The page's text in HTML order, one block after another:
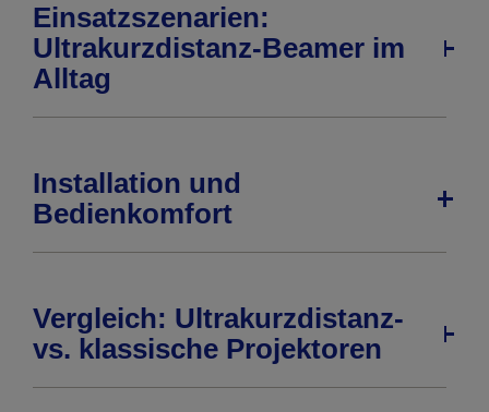
Einsatzszenarien:
Ultrakurzdistanz-Beamer im
Alltag
Installation und
Bedienkomfort
Vergleich: Ultrakurzdistanz-
vs. klassische Projektoren